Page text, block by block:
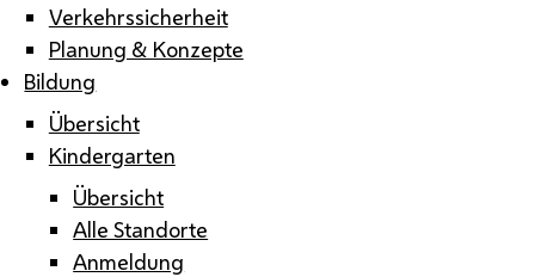
Verkehrssicherheit
Planung & Konzepte
Bildung
Übersicht
Kindergarten
Übersicht
Alle Standorte
Anmeldung